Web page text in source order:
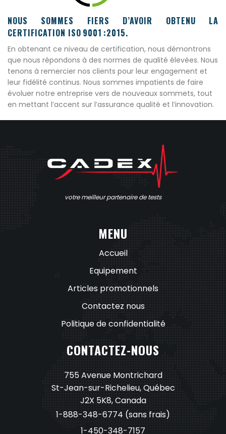
NOUS SOMMES FIERS D’AVOIR OBTENU LA
CERTIFICATION ISO 9001 :2015.
En obtenant ce niveau de certification, nous démontrons
que nous répondons à des normes de qualité élevées. Nous
tenons à remercier nos clients pour leur engagement et
leur fidélité continus. Nous sommes impatients de faire
évoluer notre entreprise vers de nouveaux sommets, tout
en mettant l’accent sur l’assurance qualité et l’innovation.
votre meilleur partenaire de tests
MENU
Accueil
Equipement
Articles promotionnels
Contactez nous
Politique de confidentialité
CONTACTEZ-NOUS
755 Avenue Montrichard
St-Jean-sur-Richelieu, Québec
J2X 5K8, Canada
1-888-348-6774 (sans frais)
1-450-348-7157